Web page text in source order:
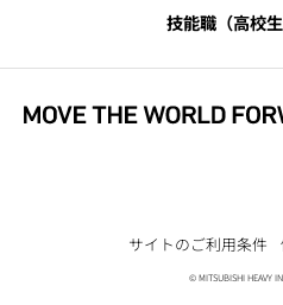
技能職（高校
サイトのご利用条件
© MITSUBISHI HEAVY